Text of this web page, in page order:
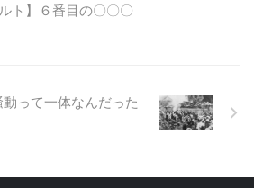
ルト】６番目の〇〇〇
動って一体なんだった